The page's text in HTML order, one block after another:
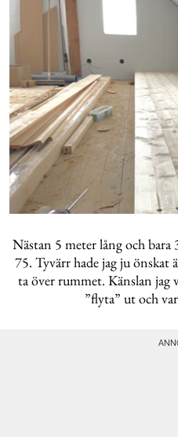
Nästan 5 meter lång och
75. Tyvärr hade jag ju
ta över rummet. Känslan jag
”flyta” ut och